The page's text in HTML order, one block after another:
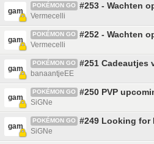
gam
POKÉMON GO #253 - Wachten
Vermecelli
gam
POKÉMON GO #252 - Wachten
Vermecelli
gam
POKÉMON GO #251 Cadeautjes
banaantjeEE
gam
POKÉMON GO #250 PVP
SiGNe
gam
POKÉMON GO #249 Looking
SiGNe